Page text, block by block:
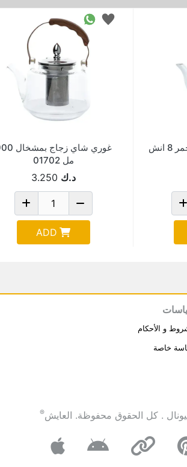
غوري بورسلان نقطة احمر 8 انش
غوري شاي زجاج
مل 01702
د.ك 3.250
ADD
و الأحكام
خاصة
العايش®